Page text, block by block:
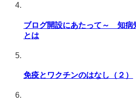
ブログ開設にあたって～ 知病
とは
免疫とワクチンのはなし（２）